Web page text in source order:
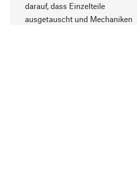
darauf, dass Einzelteile
ausgetauscht und Mechaniken